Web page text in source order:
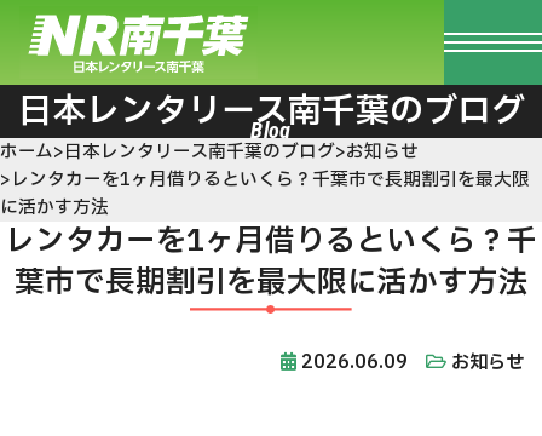
日本レンタリース南千葉のブログ
ホーム 日本レンタリース南千葉のブログ お知らせ
レンタカーを1ヶ月借りるといくら？千葉市で長期割引を最大限
に活かす方法
レンタカーを1ヶ月借りるといくら？千
葉市で長期割引を最大限に活かす方法
2026.06.09 お知らせ